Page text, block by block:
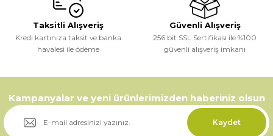
Taksitli Alışveriş
Kredi kartınıza taksit ve banka
havalesi ile ödeme
Güvenli Alışveriş
256 bit SSL Sertifikası ile %100
güvenli alışveriş imkanı
Kampanyalar ve yeni ürünlerimizden haberiniz olsun
Kaydet